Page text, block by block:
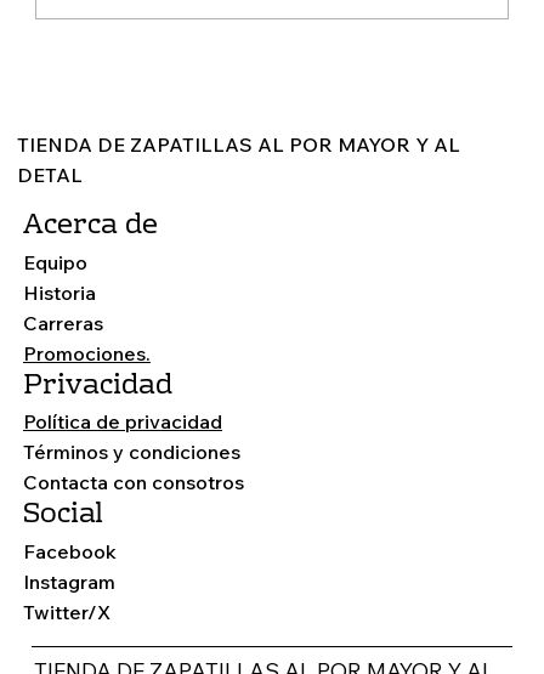
TIENDA DE ZAPATILLAS AL POR MAYOR Y AL
DETAL
Acerca de
Equipo
Historia
Carreras
Promociones.
Privacidad
Política de privacidad
Términos y condiciones
Contacta con consotros
Social
Facebook
Instagram
Twitter/X